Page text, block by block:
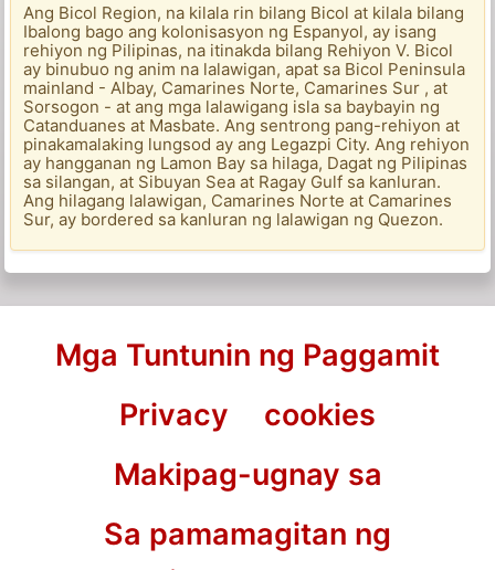
Ang Bicol Region, na kilala rin bilang Bicol at kilala bilang
Ibalong bago ang kolonisasyon ng Espanyol, ay isang
rehiyon ng Pilipinas, na itinakda bilang Rehiyon V. Bicol
ay binubuo ng anim na lalawigan, apat sa Bicol Peninsula
mainland - Albay, Camarines Norte, Camarines Sur , at
Sorsogon - at ang mga lalawigang isla sa baybayin ng
Catanduanes at Masbate. Ang sentrong pang-rehiyon at
pinakamalaking lungsod ay ang Legazpi City. Ang rehiyon
ay hangganan ng Lamon Bay sa hilaga, Dagat ng Pilipinas
sa silangan, at Sibuyan Sea at Ragay Gulf sa kanluran.
Ang hilagang lalawigan, Camarines Norte at Camarines
Sur, ay bordered sa kanluran ng lalawigan ng Quezon.
Mga Tuntunin ng Paggamit
Privacy
cookies
Makipag-ugnay sa
Sa pamamagitan ng